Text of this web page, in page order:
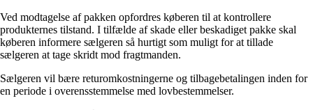
Ved modtagelse af pakken opfordres køberen til at kontrollere
produkternes tilstand. I tilfælde af skade eller beskadiget pakke skal
køberen informere sælgeren så hurtigt som muligt for at tillade
sælgeren at tage skridt mod fragtmanden.
Sælgeren vil bære returomkostningerne og tilbagebetalingen inden for
en periode i overensstemmelse med lovbestemmelser.